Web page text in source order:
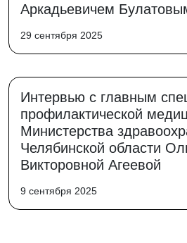
Аркадьевичем
29 сентября 2025
Интервью с главным
профилактической
Министерства
Челябинской области
Викторовной Агеевой
9 сентября 2025